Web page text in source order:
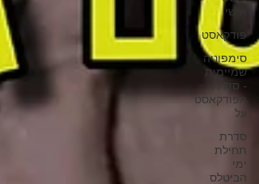
אישי
פודקאסט
סימפוניה
שמיימית
- סדרת
הפודקאסט
על
סדרת
תחילת
ימי
הביטלס